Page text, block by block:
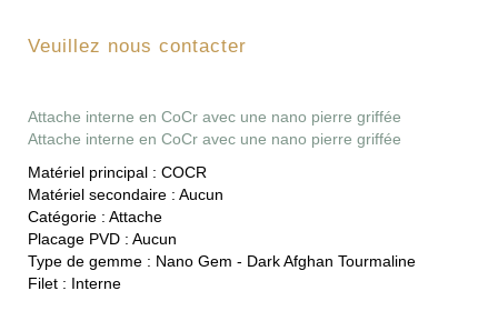
Veuillez nous contacter
Attache interne en CoCr avec une nano pierre griffée
Attache interne en CoCr avec une nano pierre griffée
Matériel principal : COCR
Matériel secondaire : Aucun
Catégorie : Attache
Placage PVD : Aucun
Type de gemme : Nano Gem - Dark Afghan Tourmaline
Filet : Interne